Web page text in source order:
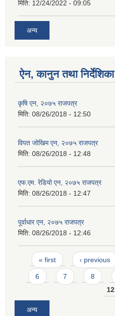
मिति: 12/24/2022 - 09:05
अन्य
ऐन, कानुन तथा निर्देशिका
कृषि एन, २०७५ राजपत्र
मिति: 08/26/2018 - 12:50
विपत जोखिम एन, २०७५ राजपत्र
मिति: 08/26/2018 - 12:48
एफ.एम. रेडियो एन, २०७५ राजपत्र
मिति: 08/26/2018 - 12:47
पूर्वाधार एन, २०७५ राजपत्र
मिति: 08/26/2018 - 12:46
Pages
« first ‹ previous
6 7 8
12
अन्य